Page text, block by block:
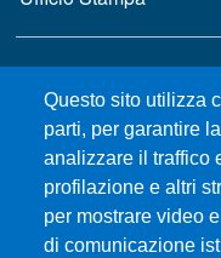
Questo sito utilizza
parti, per garantire
analizzare il traffico
profilazione e altri
per mostrare video
di comunicazione
MENÙ FOOTER 2
Gare d'appalto
Albo online
CIAM - Servizi
Brand Identity
Elenco siti tematici